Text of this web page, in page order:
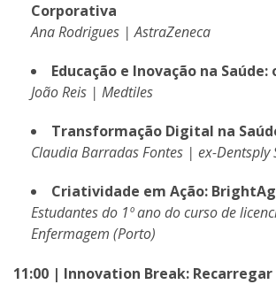
Corporativa
Ana Rodrigues | AstraZeneca
Educação e Inovação na Saúde:
João Reis | Medtiles
Transformação Digital na
Claudia Barradas Fontes | ex-Dentsply
Criatividade em Ação:
Estudantes do 1º ano do curso de
Enfermagem (Porto)
11:00 | Innovation Break: